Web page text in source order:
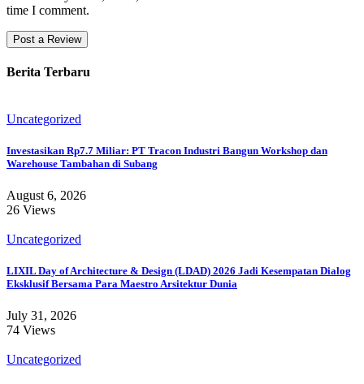
time I comment.
Berita Terbaru
Uncategorized
Investasikan Rp7.7 Miliar: PT Tracon Industri Bangun Workshop dan
Warehouse Tambahan di Subang
August 6, 2026
26 Views
Uncategorized
LIXIL Day of Architecture & Design (LDAD) 2026 Jadi Kesempatan Dialog
Eksklusif Bersama Para Maestro Arsitektur Dunia
July 31, 2026
74 Views
Uncategorized